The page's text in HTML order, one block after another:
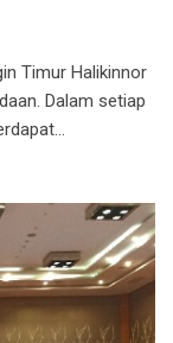
Timur Halikinnor
Dalam setiap